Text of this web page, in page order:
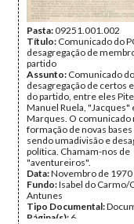
Pasta:09251.001.002
Título: Comunicado do
desagregação de
partido
Assunto: Comunicado
desagregação de certos
do partido, entre eles
Manuel Ruela, "Jacques"
Marques. O comunicado
formação de novas
sendo umadivisão e
política. Chamam-nos de
"aventureiros".
Data:Novembro de 1970
Fundo:Isabel do Carmo/
Antunes
Tipo Documental:
Página(s): 6